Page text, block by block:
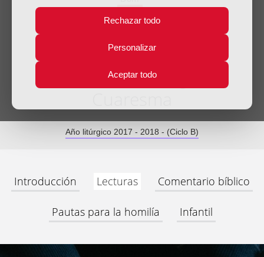
Rechazar todo
Personalizar
Aceptar todo
11
Mar
Homilía IV Domingo de
Año litúrgico 2017 - 2018 - (Ciclo B)
Introducción Lecturas Comentario bíblico
Pautas para la homilía Infantil